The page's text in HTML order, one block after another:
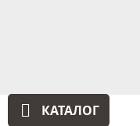
КАТАЛОГ